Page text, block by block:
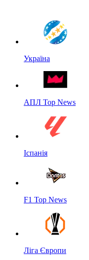
Україна
АПЛ Top News
Іспанія
F1 Top News
Ліга Європи